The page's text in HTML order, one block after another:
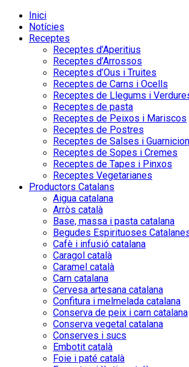
Inici
Notícies
Receptes
Receptes d’Aperitius
Receptes d’Arrossos
Receptes d’Ous i Truites
Receptes de Carns i Ocells
Receptes de Llegums i
Receptes de pasta
Receptes de Peixos i Mariscos
Receptes de Postres
Receptes de Salses i
Receptes de Sopes i Cremes
Receptes de Tapes i Pinxos
Receptes Vegetarianes
Productors Catalans
Aigua catalana
Arròs català
Base, massa i pasta catalana
Begudes Espirituoses
Cafè i infusió catalana
Caragol català
Caramel català
Carn catalana
Cervesa artesana catalana
Confitura i melmelada catalana
Conserva de peix i carn catalana
Conserva vegetal catalana
Conserves i sucs
Embotit català
Foie i paté català